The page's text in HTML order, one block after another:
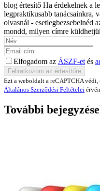
blog értesítő Ha érdekelnek a
legpraktikusabb tanácsainkra,
olvasnál - esetlegbezsebelnéd
mondd, milyen címre
Elfogadom az ÁSZF-et és
Ezt a weboldalt a reCAPTCHA védi,
Általános Szerződési Feltételei
További